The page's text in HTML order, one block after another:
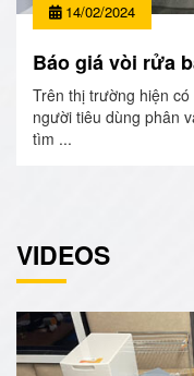
14/02/2024
Báo giá vòi rửa
Trên thị trường hiện
người tiêu dùng phân
tìm ...
VIDEOS